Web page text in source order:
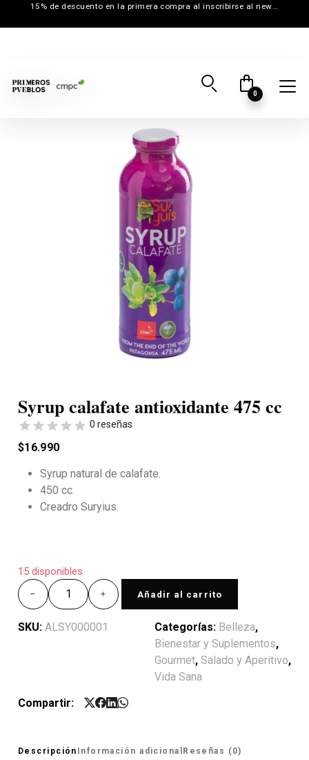
15% de descuento en la primera compra al inscribirse al newsletter
0
Syrup calafate antioxidante 475 cc
0 reseñas
$16.990
Syrup natural de calafate.
450 cc.
Creadro Suryius.
15 disponibles
Añadir al carrito
SKU: ALSY000001 Categorías: Belleza,
Bienestar y Suplementos,
Gourmet, Salado y Aperitivo,
Vida Sana
Compartir:
Descripción Información adicional Reseñas (0)